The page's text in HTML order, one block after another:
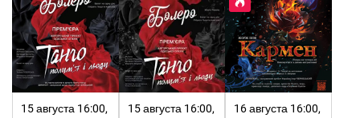
15 августа 16:00,
15 августа 16:00,
16 августа 16:00,